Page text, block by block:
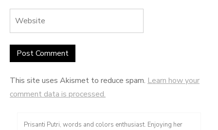
This site uses Akismet to reduce spam. Learn how your
comment data is processed.
Prisanti Putri, words and colors enthusiast. Enjoying her